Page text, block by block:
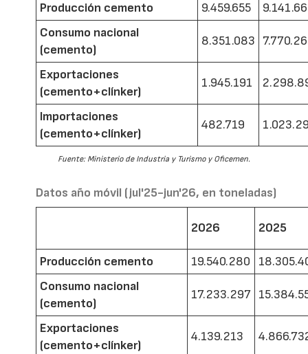
Producción cemento 9.459.655
Consumo nacional
(cemento)
8.351.083
Exportaciones
(cemento+clínker)
1.945.191
Importaciones
(cemento+clínker)
482.719
Fuente: Ministerio de Industria y Turismo y Oficemen.
Datos año móvil (jul'25-jun'26, en toneladas)
2026 2025
Producción cemento 19.540.280
Consumo nacional
(cemento)
17.233.297
Exportaciones
(cemento+clínker)
4.139.213